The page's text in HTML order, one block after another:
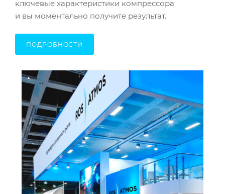
ключевые характеристики компрессора
и вы моментально получите результат.
ПОДРОБНОСТИ